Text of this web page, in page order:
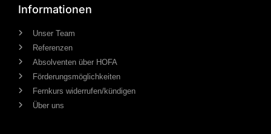
Informationen
Unser Team
Referenzen
Absolventen über HOFA
Förderungsmöglichkeiten
Fernkurs widerrufen/kündigen
Über uns